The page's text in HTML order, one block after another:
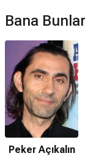
Bana
Peker Açıkalın